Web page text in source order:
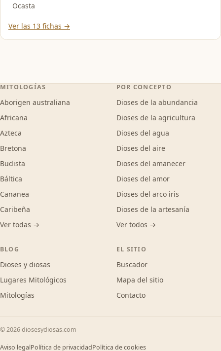
Ocasta
Ver las 13 fichas →
MITOLOGÍAS
Aborigen australiana
Africana
Azteca
Bretona
Budista
Báltica
Cananea
Caribeña
Ver todas →
POR CONCEPTO
Dioses de la abundancia
Dioses de la agricultura
Dioses del agua
Dioses del aire
Dioses del amanecer
Dioses del amor
Dioses del arco iris
Dioses de la artesanía
Ver todos →
BLOG
Dioses y diosas
Lugares Mitológicos
Mitologías
EL SITIO
Buscador
Mapa del sitio
Contacto
© 2026 diosesydiosas.com
Aviso legalPolítica de privacidadPolítica de cookies